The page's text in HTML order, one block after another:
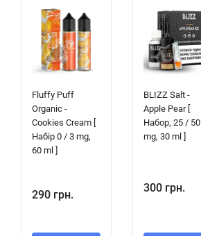
Fluffy Puff
Organic -
Cookies Cream [
Набір 0 / 3 mg,
60 ml ]
290 грн.
BLIZZ Salt -
Apple Pear [
Набор, 25 / 50
mg, 30 ml ]
300 грн.